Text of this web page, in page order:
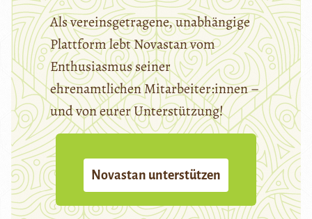
Als vereinsgetragene, unabhängige
Plattform lebt Novastan vom
Enthusiasmus seiner
ehrenamtlichen Mitarbeiter:innen –
und von eurer Unterstützung!
Novastan unterstützen